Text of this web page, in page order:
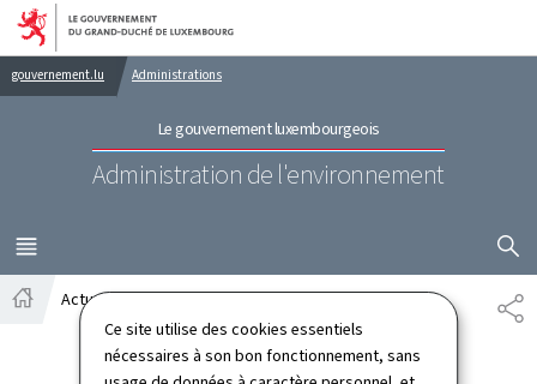
Ce site utilise des cookies essentiels
nécessaires à son bon fonctionnement, sans
Aller au menu principal
Aller au contenu
gouvernement.lu Administrations
Le gouvernement luxembourgeois
Administration de l'environnement
MENU
PRINCIPAL
Actualités